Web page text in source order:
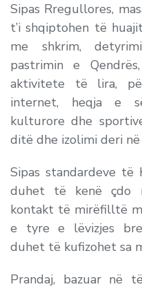
Sipas Rregullores,
t’i shqiptohen të
me shkrim,
pastrimin e
aktivitete të lira,
internet, heqja e
kulturore dhe
ditë dhe izolimi deri
Sipas standardeve të
duhet të kenë çdo
kontakt të mirëfilltë
e tyre e lëvizjes
duhet të kufizohet sa
Prandaj, bazuar në